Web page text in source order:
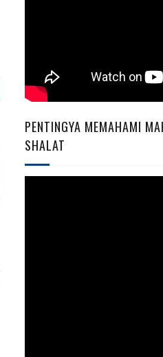
PENTINGYA MEMAHAMI
SHALAT